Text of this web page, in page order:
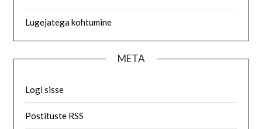
Lugejatega kohtumine
META
Logi sisse
Postituste RSS